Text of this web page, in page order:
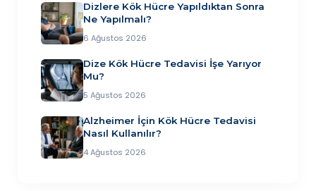
Dizlere Kök Hücre Yapıldıktan Sonra
Ne Yapılmalı?
6 Ağustos 2026
Dize Kök Hücre Tedavisi İşe Yarıyor
Mu?
5 Ağustos 2026
Alzheimer İçin Kök Hücre Tedavisi
Nasıl Kullanılır?
4 Ağustos 2026